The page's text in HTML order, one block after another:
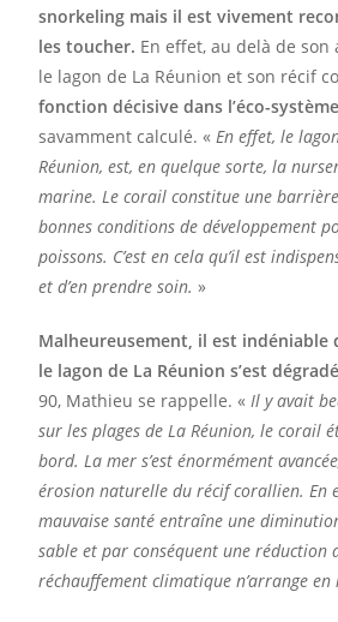
snorkeling mais il est vivement
les toucher. En effet, au delà de
le lagon de La Réunion et son récif
fonction décisive dans l’éco-
savamment calculé. «En effet, le
Réunion, est, en quelque sorte, la
marine. Le corail constitue une
bonnes conditions de développement
poissons. C’est en cela qu’il est
et d’en prendre soin. »
Malheureusement, il est indéniable
le lagon de La Réunion s’est
90, Mathieu se rappelle. «Il y avait
sur les plages de La Réunion, le corail
bord. La mer s’est énormément
érosion naturelle du récif corallien. En
mauvaise santé entraîne une
sable et par conséquent une réduction
réchauffement climatique n’arrange en